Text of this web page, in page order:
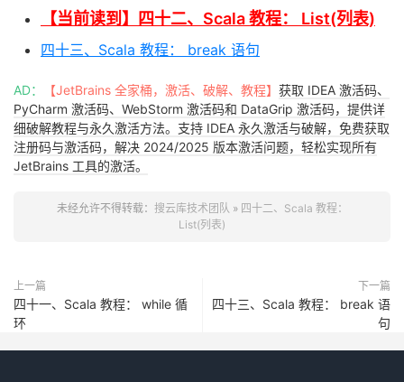
【当前读到】四十二、Scala 教程： List(列表)
四十三、Scala 教程： break 语句
AD： 【JetBrains 全家桶，激活、破解、教程】 获取 IDEA 激活码、
PyCharm 激活码、WebStorm 激活码和 DataGrip 激活码，提供详
细破解教程与永久激活方法。支持 IDEA 永久激活与破解，免费获取
注册码与激活码，解决 2024/2025 版本激活问题，轻松实现所有
JetBrains 工具的激活。
未经允许不得转载： 搜云库技术团队 » 四十二、Scala 教程：
List(列表)
上一篇
四十一、Scala 教程： while 循
环
下一篇
四十三、Scala 教程： break 语
句